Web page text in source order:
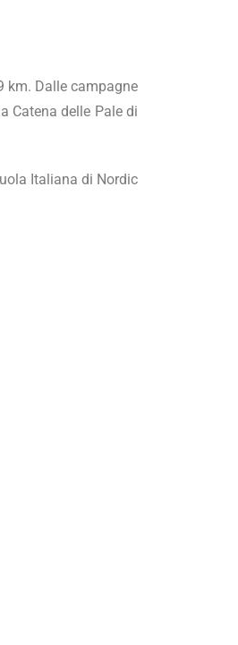
km. Dalle campagne
Catena delle Pale di
Italiana di Nordic